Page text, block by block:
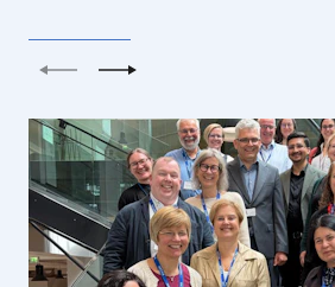
上一个 下一个